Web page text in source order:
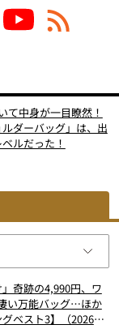
て中身が一目瞭然！
ダーバッグ」は、出
ルだった！
奇跡の4,990円、ワ
い万能バッグ…ほか
ベスト3】（2026年